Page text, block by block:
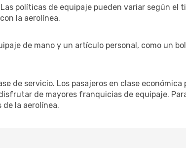
políticas de equipaje pueden variar según el
la aerolínea.
de mano y un artículo personal, como un
de servicio. Los pasajeros en clase económica
de mayores franquicias de equipaje.
la aerolínea.